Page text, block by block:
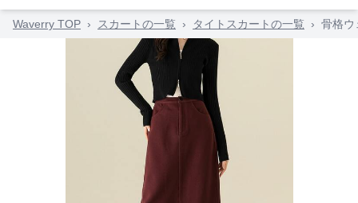
Waverry TOP › スカートの一覧 › タイトスカートの一覧 › 骨格ウ